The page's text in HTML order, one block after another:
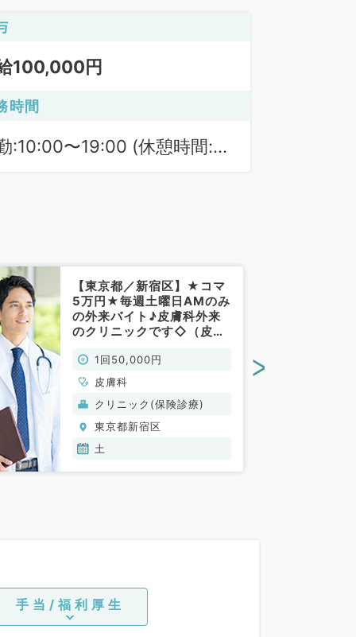
100,000円
時間
:10:00〜19:00 (休憩時間:
【東京都／新宿区】★コマ
5万円★毎週土曜日AMのみ
の外来バイト♪皮膚科外来
のクリニックです◇（皮膚
1回50,000円
皮膚科
クリニック(保険診療)
東京都新宿区
土
>
手当/福利厚生